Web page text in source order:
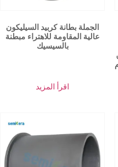
الجملة بطانة كربيد السيليكون
عالية المقاومة للاهتراء مبطنة
بالسيسيك
اقرأ المزيد